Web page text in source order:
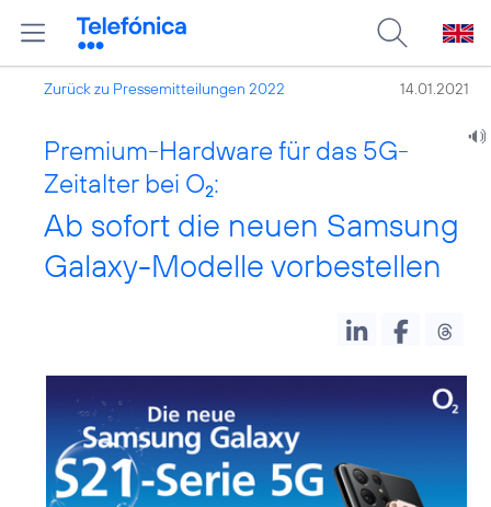
Zurück zu Pressemitteilungen 2022 14.01.2021
Premium-Hardware für das 5G-
Zeitalter bei O2:
Ab sofort die neuen Samsung
Galaxy-Modelle vorbestellen